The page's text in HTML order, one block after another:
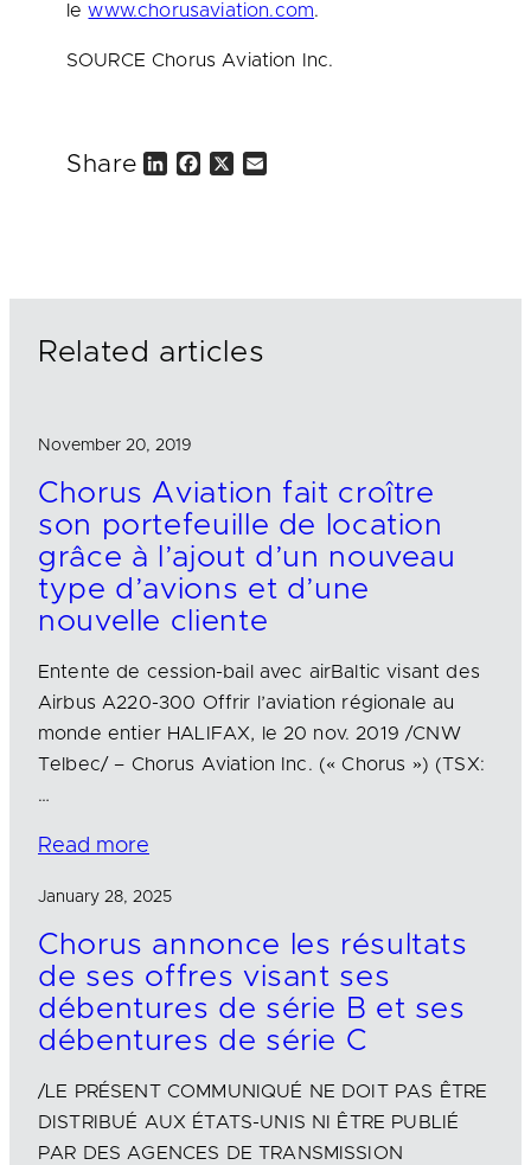
lewww.chorusaviation.com.
SOURCE Chorus Aviation Inc.
Share
Related articles
November 20, 2019
Chorus Aviation fait croître
son portefeuille de location
grâce à l’ajout d’un nouveau
type d’avions et d’une
nouvelle cliente
Entente de cession-bail avec airBaltic visant des
Airbus A220-300 Offrir l’aviation régionale au
monde entier HALIFAX, le 20 nov. 2019 /CNW
Telbec/ – Chorus Aviation Inc. (« Chorus ») (TSX:
…
Read more
January 28, 2025
Chorus annonce les résultats
de ses offres visant ses
débentures de série B et ses
débentures de série C
/LE PRÉSENT COMMUNIQUÉ NE DOIT PAS ÊTRE
DISTRIBUÉ AUX ÉTATS-UNIS NI ÊTRE PUBLIÉ
PAR DES AGENCES DE TRANSMISSION